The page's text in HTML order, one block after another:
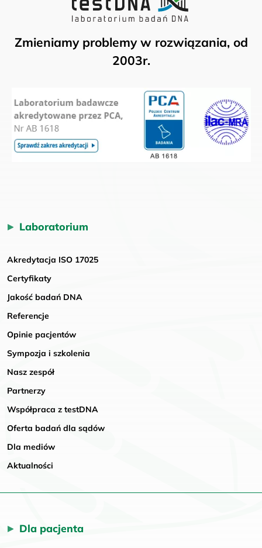
Zmieniamy problemy w rozwiązania, od
2003r.
Laboratorium
Akredytacja ISO 17025
Certyfikaty
Jakość badań DNA
Referencje
Opinie pacjentów
Sympozja i szkolenia
Nasz zespół
Partnerzy
Współpraca z testDNA
Oferta badań dla sądów
Dla mediów
Aktualności
Dla pacjenta